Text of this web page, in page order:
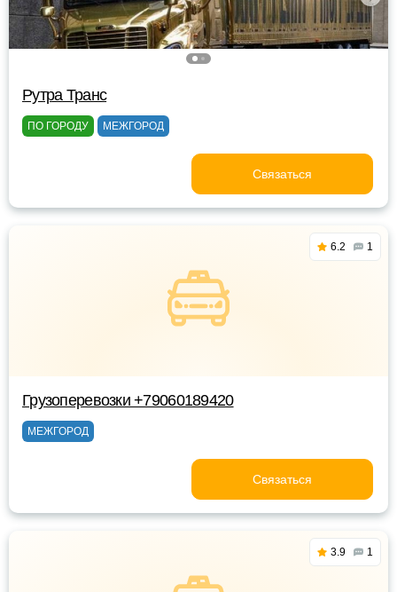
Рутра Транс
ПО ГОРОДУ МЕЖГОРОД
Связаться
6.2 1
Грузоперевозки +79060189420
МЕЖГОРОД
Связаться
3.9 1